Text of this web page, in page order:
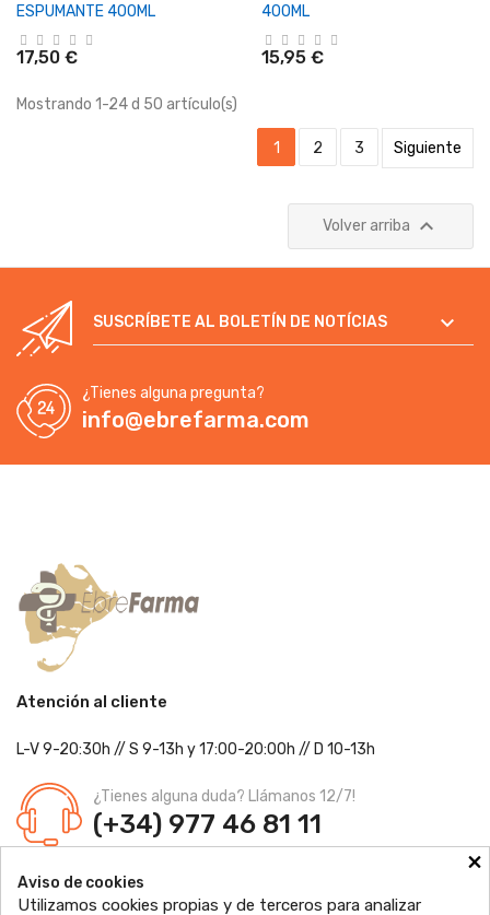
ESPUMANTE 400ML
17,50 €
400ML
15,95 €
Mostrando 1-24 d 50 artículo(s)
1 2 3 Siguiente
Volver arriba 
SUSCRÍBETE AL BOLETÍN DE NOTÍCIAS 
¿Tienes alguna pregunta?
info@ebrefarma.com
Atención al cliente
L-V 9-20:30h // S 9-13h y 17:00-20:00h // D 10-13h
¿Tienes alguna duda? Llámanos 12/7!
(+34) 977 46 81 11
Farmacia Jordi Blanch
C/ Major, 1 - 43877
×
Aviso de cookies
Utilizamos cookies propias y de terceros para analizar